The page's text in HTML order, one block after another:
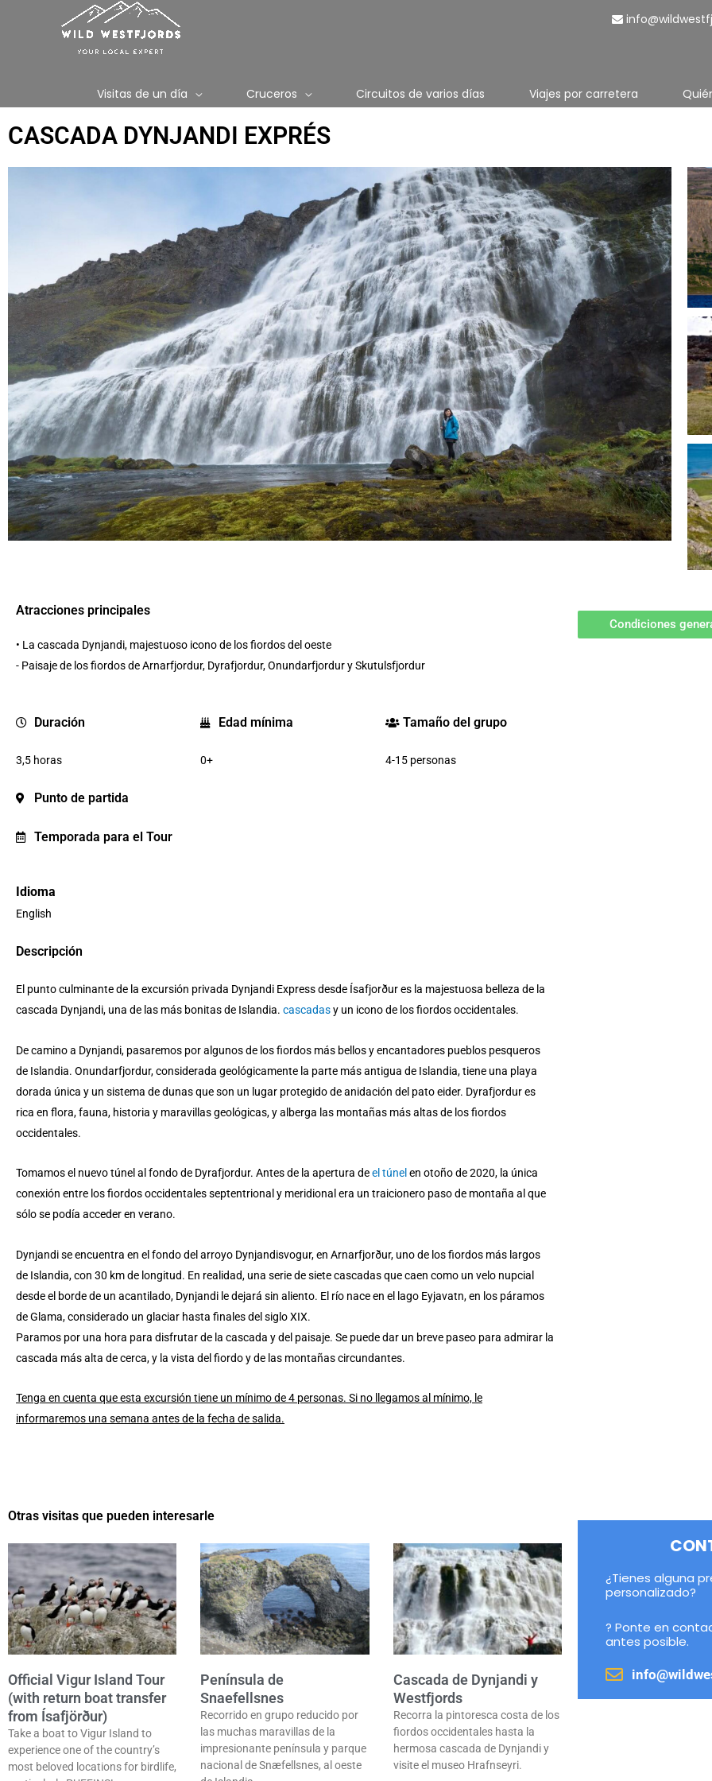
Visitas de un día Cruceros Circuitos de varios días Viajes por carretera
CASCADA DYNJANDI EXPRÉS
Atracciones principales
• La cascada Dynjandi, majestuoso icono de los fiordos del oeste
- Paisaje de los fiordos de Arnarfjordur, Dyrafjordur, Onundarfjordur y Skutulsfjordur
Duración
3,5 horas
Edad mínima
0+
Tamaño del grupo
4-15 personas
Punto de partida
Temporada para el Tour
Idioma
English
Descripción
El punto culminante de la excursión privada Dynjandi Express desde Ísafjorður es la majestuosa belleza de la
cascada Dynjandi, una de las más bonitas de Islandia. cascadasy un icono de los fiordos occidentales.
De camino a Dynjandi, pasaremos por algunos de los fiordos más bellos y encantadores pueblos pesqueros
de Islandia. Onundarfjordur, considerada geológicamente la parte más antigua de Islandia, tiene una playa
dorada única y un sistema de dunas que son un lugar protegido de anidación del pato eider. Dyrafjordur es
rica en flora, fauna, historia y maravillas geológicas, y alberga las montañas más altas de los fiordos
occidentales.
Tomamos el nuevo túnel al fondo de Dyrafjordur. Antes de la apertura deel túnel en otoño de 2020, la única
conexión entre los fiordos occidentales septentrional y meridional era un traicionero paso de montaña al que
sólo se podía acceder en verano.
Dynjandi se encuentra en el fondo del arroyo Dynjandisvogur, en Arnarfjorður, uno de los fiordos más largos
de Islandia, con 30 km de longitud. En realidad, una serie de siete cascadas que caen como un velo nupcial
desde el borde de un acantilado, Dynjandi le dejará sin aliento. El río nace en el lago Eyjavatn, en los páramos
de Glama, considerado un glaciar hasta finales del siglo XIX.
Paramos por una hora para disfrutar de la cascada y del paisaje. Se puede dar un breve paseo para admirar la
cascada más alta de cerca, y la vista del fiordo y de las montañas circundantes.
Tenga en cuenta que esta excursión tiene un mínimo de 4 personas. Si no llegamos al mínimo, le
informaremos una semana antes de la fecha de salida.
Condiciones
Otras visitas que pueden interesarle
Official Vigur Island Tour
(with return boat transfer
from Ísafjörður)
Take a boat to Vigur Island to
experience one of the country’s
most beloved locations for birdlife,
Península de
Snaefellsnes
Recorrido en grupo reducido por
las muchas maravillas de la
impresionante península y parque
nacional de Snæfellsnes, al oeste
Cascada de Dynjandi y
Westfjords
Recorra la pintoresca costa de los
fiordos occidentales hasta la
hermosa cascada de Dynjandi y
visite el museo Hrafnseyri.
¿Tienes alguna
personalizado?
? Ponte en
antes posible.